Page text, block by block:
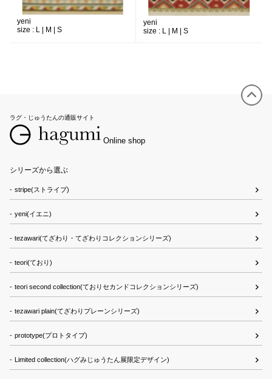
yeni
size : L | M | S
yeni
size : L | M | S
ラグ・じゅうたんの通販サイト
Online shop
シリーズから選ぶ
stripe(ストライプ)
yeni(イエニ)
tezawari(てざわり・てざわりコレクションシリーズ)
teori(ており)
teori second collection(ておりセカンドコレクションシリーズ)
tezawari plain(てざわりプレーンシリーズ)
prototype(プロトタイプ)
Limited collection(ハグみじゅうたん展限定デザイン)